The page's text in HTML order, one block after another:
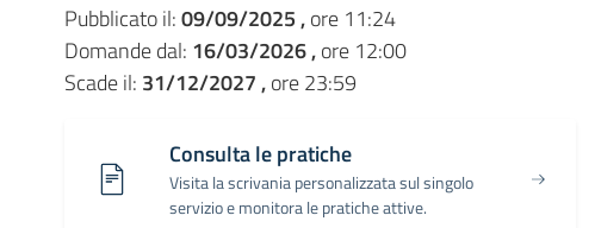
Pubblicato il:09/09/2025 ,ore 11:24
Domande dal: 16/03/2026 ,ore 12:00
Scade il: 31/12/2027 ,ore 23:59
Consulta le pratiche
Visita la scrivania personalizzata sul singolo
servizio e monitora le pratiche attive.